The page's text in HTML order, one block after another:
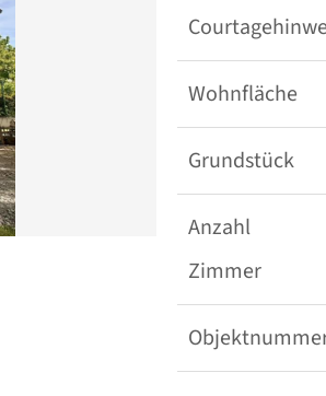
Wohnfläche
Grundstück
Anzahl
Zimmer